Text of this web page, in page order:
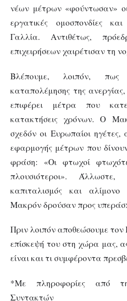
νέων μέτρων «φούντωσαν»
εργατικές ομοσπονδίες
Γαλλία. Αντιθέτως,
επιχειρήσεων χαιρέτισαν τη
Βλέπουμε, λοιπόν,
καταπολέμησης της
επιφέρει μέτρα που
κατακτήσεις χρόνων. Ο
σχεδόν οι Ευρωπαίοι ηγέτες,
εφαρμογής μέτρων που
φράση: «Οι φτωχοί
πλουσιότεροι».
καπιταλισμός και
Μακρόν δρούσαν προς
Πριν λοιπόν αποθεώσουμε
επίσκεψή του στη χώρα μας,
είναι και τι συμφέροντα
*Με πληροφορίες από
Συντακτών